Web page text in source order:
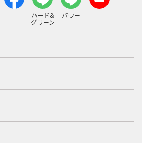
ハード&
グリーン
パワー